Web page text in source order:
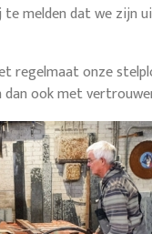
melden dat we zijn
regelmaat onze
dan ook met